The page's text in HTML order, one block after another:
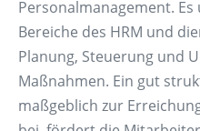
Personalmanagement.
Bereiche des HRM und
Planung, Steuerung und
Maßnahmen. Ein gut
maßgeblich zur